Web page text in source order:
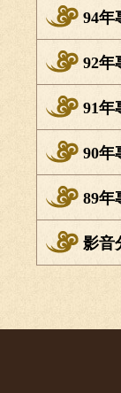
94年
92年
91年
90年
89年
影音